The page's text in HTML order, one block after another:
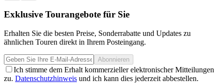
Exklusive Tourangebote für Sie
Erhalten Sie die besten Preise, Sonderrabatte und Updates zu
ähnlichen Touren direkt in Ihrem Posteingang.
Abonnieren
Ich stimme dem Erhalt kommerzieller elektronischer Mitteilungen
zu. Datenschutzhinweis und ich kann dies jederzeit abbestellen.